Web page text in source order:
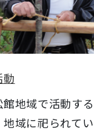
動
地域で活動する
域に祀られて